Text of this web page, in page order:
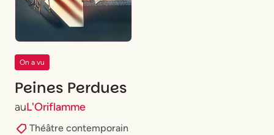
On a vu
Peines Perdues
auL'Oriflamme
Théâtre contemporain